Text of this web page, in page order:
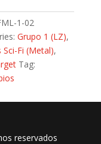
1-02
Grupo 1 (LZ),
Sci-Fi (Metal),
Tag:
reservados